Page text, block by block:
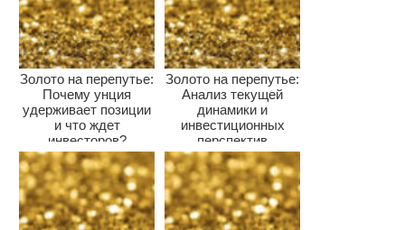
Золото на перепутье:
Почему унция
удерживает позиции
и что ждет
инвесторов?
Золото на перепутье:
Анализ текущей
динамики и
инвестиционных
перспектив